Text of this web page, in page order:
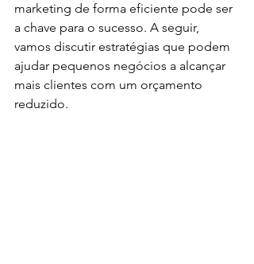
marketing de forma eficiente pode ser
a chave para o sucesso. A seguir,
vamos discutir estratégias que podem
ajudar pequenos negócios a alcançar
mais clientes com um orçamento
reduzido.